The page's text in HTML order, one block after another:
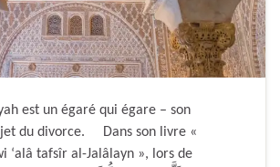
est un égaré qui égare – son
du divorce. Dans son livre «
‘alâ tafsîr al-Jalâlayn », lors de